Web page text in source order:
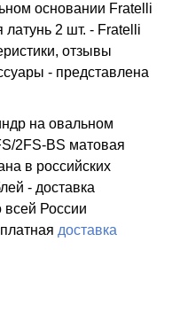
основании Fratelli
2 шт. - Fratelli
отзывы
- представлена
на овальном
2FS-BS матовая
в российских
- доставка
всей России
доставка